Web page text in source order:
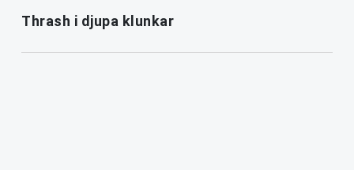
Thrash i djupa klunkar